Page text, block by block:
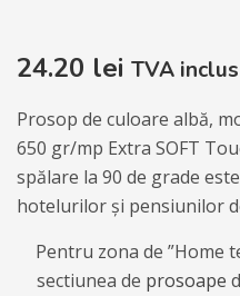
24.20 lei TVA
Prosop de culoare albă,
650 gr/mp Extra SOFT
spălare la 90 de grade
hotelurilor și pensiunilor
Pentru zona de ”Home
sectiunea de prosoape